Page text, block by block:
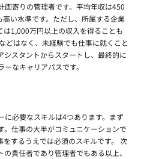
画寄りの管理者です。平均年収は450
い水準です。ただし、所属する企業
は1,000万円以上の収入を得ることも
どはなく、未経験でも仕事に就くこと
シスタントからスタートし、最終的に
なキャリアパスです。
に必要なスキルは4つあります。まず
。仕事の大半がコミュニケーションで
するうえでは必須のスキルです。 次
責任者であり管理者でもある以上、